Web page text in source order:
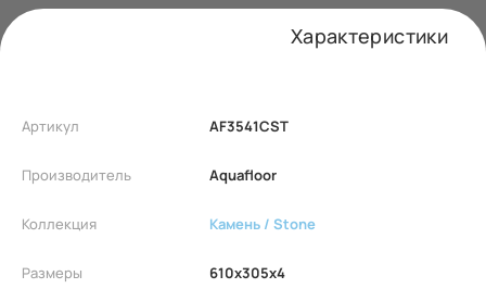
Характеристики
Артикул AF3541CST
Производитель Aquafloor
Коллекция Камень / Stone
Размеры 610x305x4